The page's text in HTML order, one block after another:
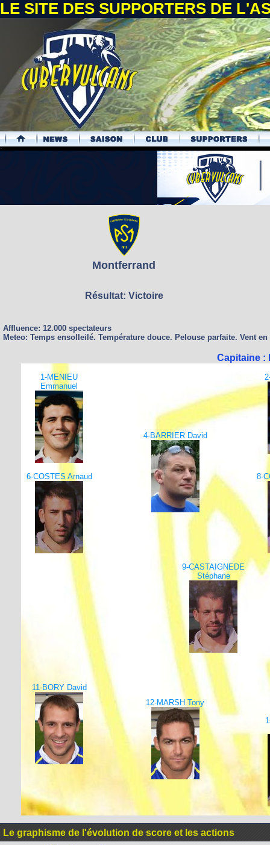
LE SITE DES SUPPORTERS DE
.
Montferrand
Résultat: Victoire
Affluence: 12.000 spectateurs
Meteo: Temps ensolleilé. Température douce. Pelouse parfaite. Vent
Capitaine :
1-MENIEU
Emmanuel
4-BARRIER David
6-COSTES Arnaud 8-
9-CASTAIGNEDE
Stéphane
11-BORY David
12-MARSH Tony
Le graphisme de l'évolution de score et les actions